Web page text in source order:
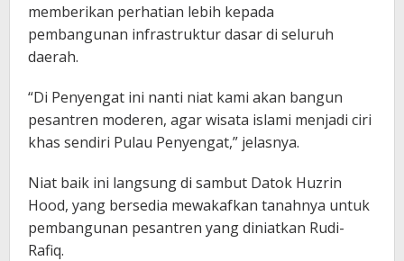
memberikan perhatian lebih kepada
pembangunan infrastruktur dasar di seluruh
daerah.
“Di Penyengat ini nanti niat kami akan bangun
pesantren moderen, agar wisata islami menjadi ciri
khas sendiri Pulau Penyengat,” jelasnya.
Niat baik ini langsung di sambut Datok Huzrin
Hood, yang bersedia mewakafkan tanahnya untuk
pembangunan pesantren yang diniatkan Rudi-
Rafiq.